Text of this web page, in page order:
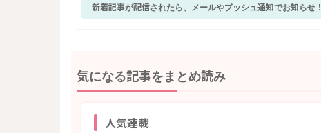
新着記事が配信されたら、メールやプッシュ通知でお知らせ！
気になる記事をまとめ読み
人気連載